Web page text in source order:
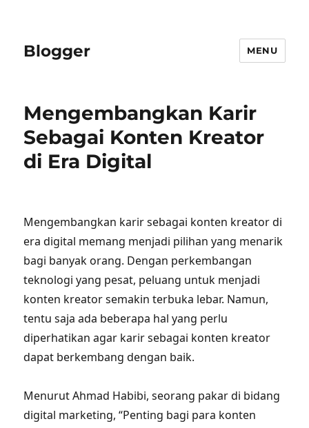
Blogger MENU
Mengembangkan Karir
Sebagai Konten Kreator
di Era Digital
Mengembangkan karir sebagai konten kreator di
era digital memang menjadi pilihan yang menarik
bagi banyak orang. Dengan perkembangan
teknologi yang pesat, peluang untuk menjadi
konten kreator semakin terbuka lebar. Namun,
tentu saja ada beberapa hal yang perlu
diperhatikan agar karir sebagai konten kreator
dapat berkembang dengan baik.
Menurut Ahmad Habibi, seorang pakar di bidang
digital marketing, “Penting bagi para konten